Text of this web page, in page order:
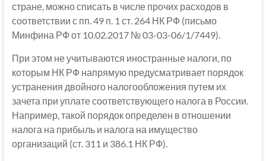
стране, можно списать в числе прочих расходов в
соответствии с пп. 49 п. 1 ст. 264 НК РФ (письмо
Минфина РФ от 10.02.2017 № 03-03-06/1/7449).
При этом не учитываются иностранные налоги, по
которым НК РФ напрямую предусматривает порядок
устранения двойного налогообложения путем их
зачета при уплате соответствующего налога в России.
Например, такой порядок определен в отношении
налога на прибыль и налога на имущество
организаций (ст. 311 и 386.1 НК РФ).